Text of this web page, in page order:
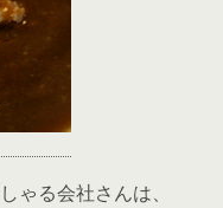
ゃる会社さんは、